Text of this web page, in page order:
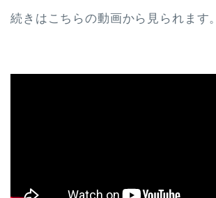
続きはこちらの動画から見られます。